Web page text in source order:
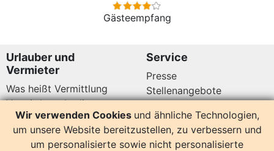
Gästeempfang
Urlauber und
Vermieter
Was heißt Vermittlung
Vermittlungsbedingungen
Datenschutz
Service
Presse
Stellenangebote
Kundenbewertungen Hier sind wir auch
Wir verwenden Cookies und ähnliche Technologien,
um unsere Website bereitzustellen, zu verbessern und
um personalisierte sowie nicht personalisierte